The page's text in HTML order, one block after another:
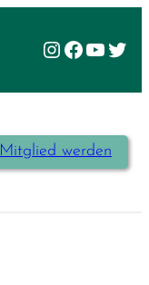
Instagram
Facebook
Mitglied werden